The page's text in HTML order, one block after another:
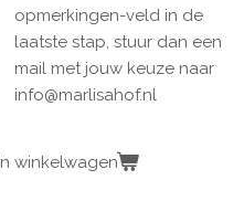
opmerkingen-veld in de
laatste stap, stuur dan een
mail met jouw keuze naar
info@marlisahof.nl
In winkelwagen